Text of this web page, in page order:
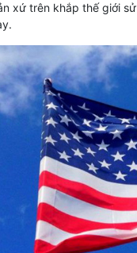
xứ trên khắp thế giới